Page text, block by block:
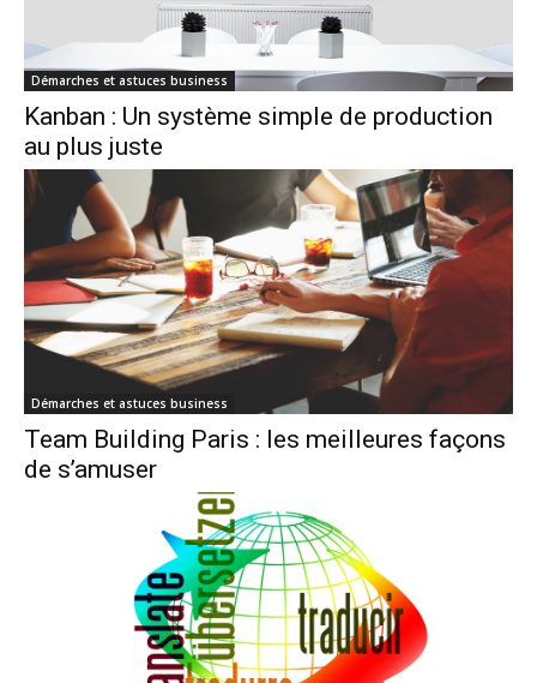
Démarches et astuces business
Kanban : Un système simple de production
au plus juste
Démarches et astuces business
Team Building Paris : les meilleures façons
de s’amuser